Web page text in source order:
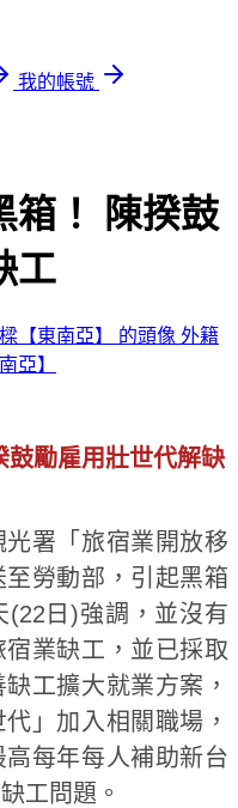
我的帳號
箱！ 陳揆鼓
工
外籍
亞】
鼓勵雇用壯世代解缺
署「旅宿業開放移
勞動部，引起黑箱
(22日)強調，並沒有
業缺工，並已採取
工擴大就業方案，
」加入相關職場，
每年每人補助新台
工問題。